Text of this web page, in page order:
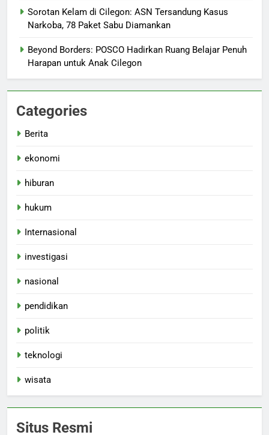
Sorotan Kelam di Cilegon: ASN Tersandung Kasus
Narkoba, 78 Paket Sabu Diamankan
Beyond Borders: POSCO Hadirkan Ruang Belajar Penuh
Harapan untuk Anak Cilegon
Categories
Berita
ekonomi
hiburan
hukum
Internasional
investigasi
nasional
pendidikan
politik
teknologi
wisata
Situs Resmi